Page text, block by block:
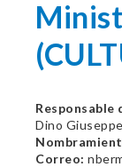
Responsable
Dino
Correo: